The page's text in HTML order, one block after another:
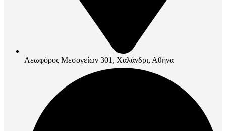
Λεωφόρος Μεσογείων 301, Χαλάνδρι, Αθήνα